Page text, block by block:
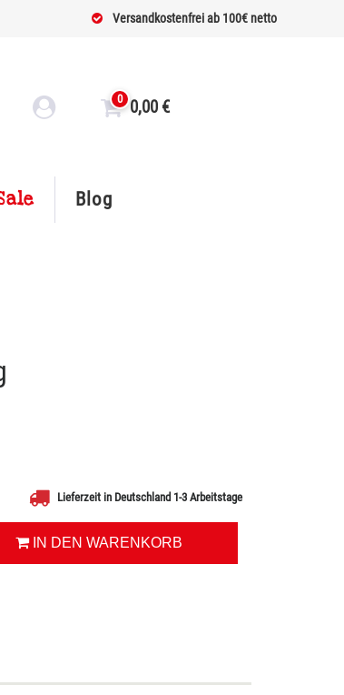
Versandkostenfrei ab 100€ netto
0 0,00 €
Blog
Lieferzeit in Deutschland 1-3 Arbeitstage
IN DEN WARENKORB